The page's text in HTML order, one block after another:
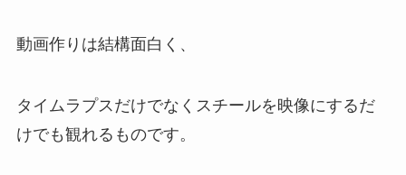
動画作りは結構面白く、
タイムラプスだけでなくスチールを映像にするだ
けでも観れるものです。